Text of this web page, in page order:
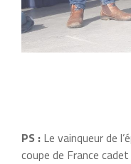
PS : Le vainqueur de
coupe de France